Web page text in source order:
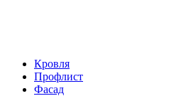
Кровля
Профлист
Фасад